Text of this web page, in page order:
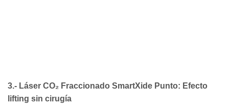
3.- Láser CO₂ Fraccionado SmartXide Punto: Efecto
lifting sin cirugía